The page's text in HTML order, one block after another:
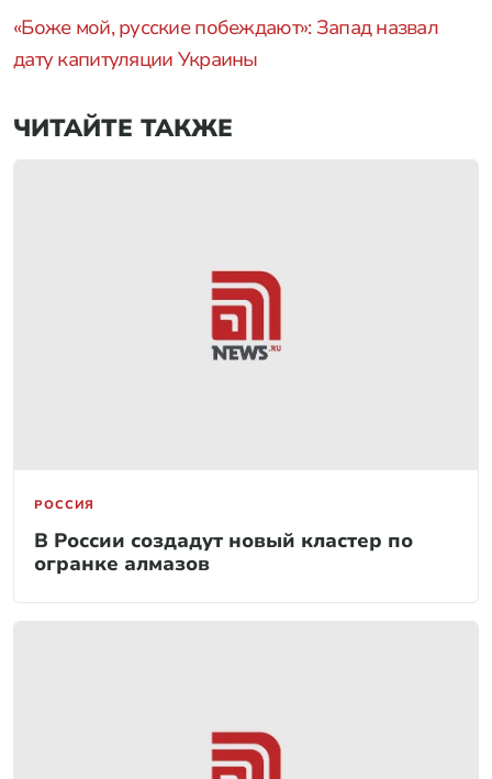
«Боже мой, русские побеждают»: Запад назвал
дату капитуляции Украины
ЧИТАЙТЕ ТАКЖЕ
РОССИЯ
В России создадут новый кластер по
огранке алмазов